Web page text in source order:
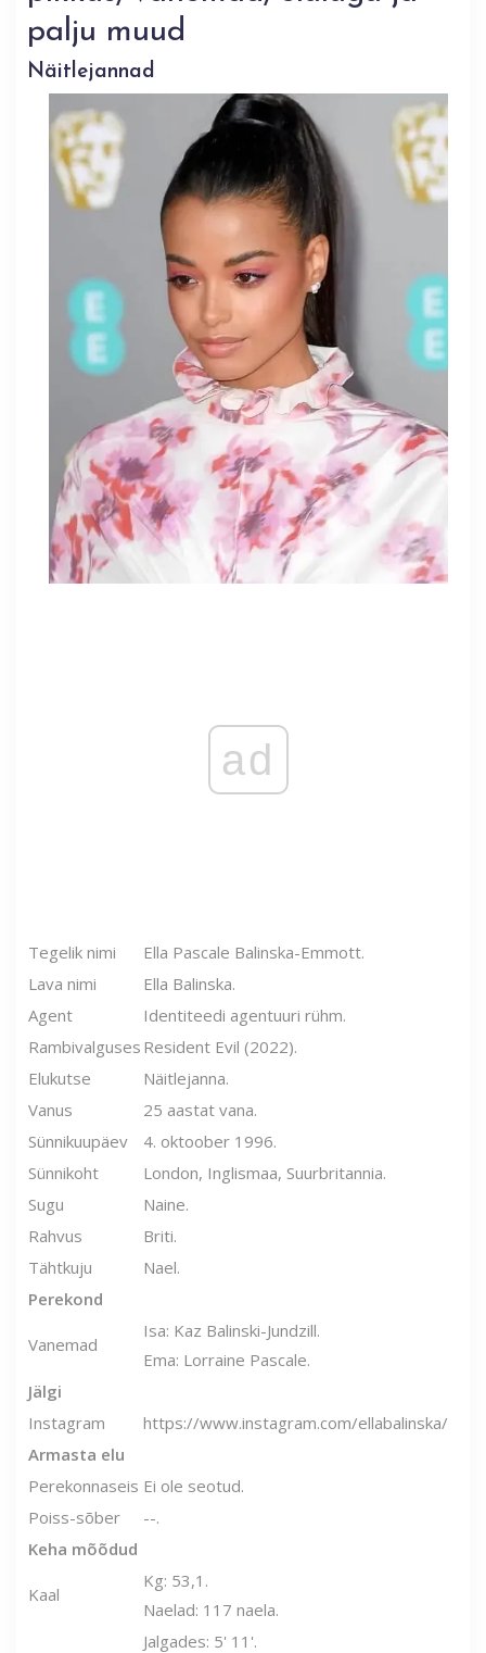
palju muud
Näitlejannad
ad
Tegelik nimi
Ella Pascale Balinska-Emmott.
Lava nimi
Ella Balinska.
Agent
Identiteedi agentuuri rühm.
Rambivalguses Resident Evil (2022).
Elukutse
Näitlejanna.
Vanus
25 aastat vana.
Sünnikuupäev
4. oktoober 1996.
Sünnikoht
London, Inglismaa, Suurbritannia.
Sugu
Naine.
Rahvus
Briti.
Tähtkuju
Nael.
Perekond
Vanemad
Isa: Kaz Balinski-Jundzill.
Ema: Lorraine Pascale.
Jälgi
Instagram
https://www.instagram.com/ellabalinska/
Armasta elu
Perekonnaseis Ei ole seotud.
Poiss-sõber
--.
Keha mõõdud
Kaal
Kg: 53,1.
Naelad: 117 naela.
Jalgades: 5' 11'.